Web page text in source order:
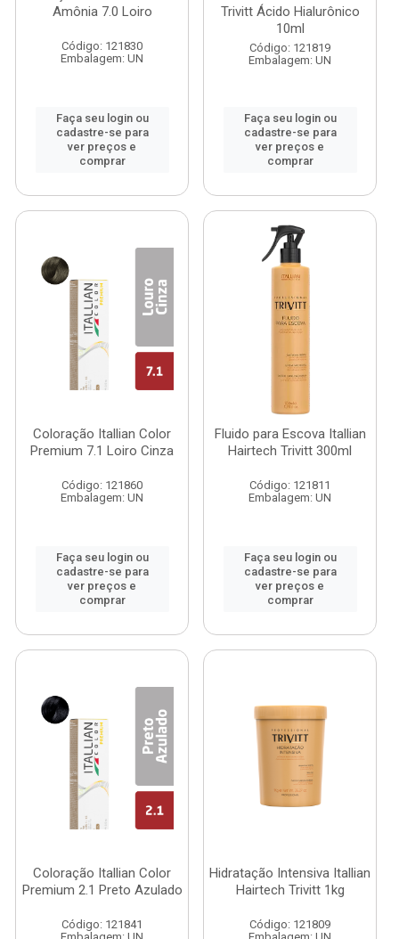
Amônia 7.0 Loiro
Código: 121830
Embalagem: UN
Faça seu login ou
cadastre-se para
ver preços e
comprar
Trivitt Ácido Hialurônico
10ml
Código: 121819
Embalagem: UN
Faça seu login ou
cadastre-se para
ver preços e
comprar
Coloração Itallian Color
Premium 7.1 Loiro Cinza
Código: 121860
Embalagem: UN
Faça seu login ou
cadastre-se para
ver preços e
comprar
Fluido para Escova Itallian
Hairtech Trivitt 300ml
Código: 121811
Embalagem: UN
Faça seu login ou
cadastre-se para
ver preços e
comprar
Coloração Itallian Color
Premium 2.1 Preto Azulado
Código: 121841
Hidratação Intensiva Itallian
Hairtech Trivitt 1kg
Código: 121809